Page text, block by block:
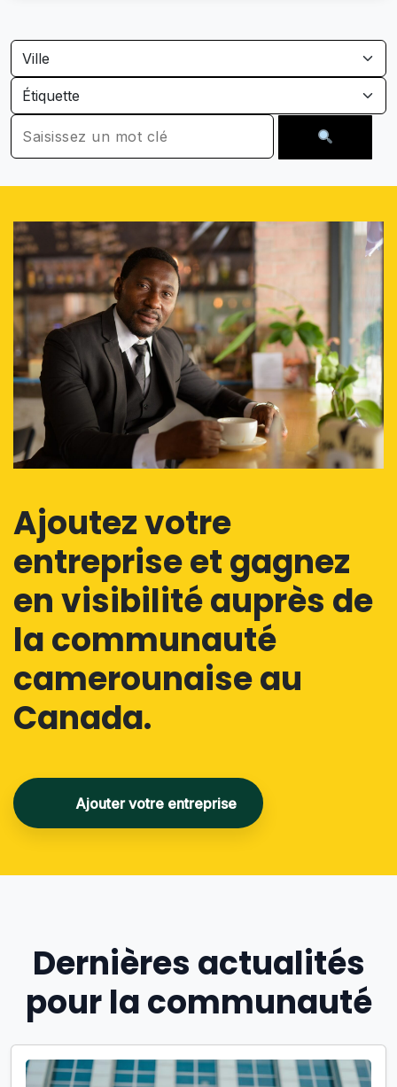
Ajoutez votre
entreprise et gagnez
en visibilité auprès de
la communauté
camerounaise au
Canada.
Ajouter votre entreprise
Dernières actualités
pour la communauté